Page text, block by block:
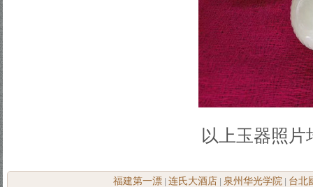
以上玉器照
福建第一漂 连氏大酒店 泉州华光学院 台北